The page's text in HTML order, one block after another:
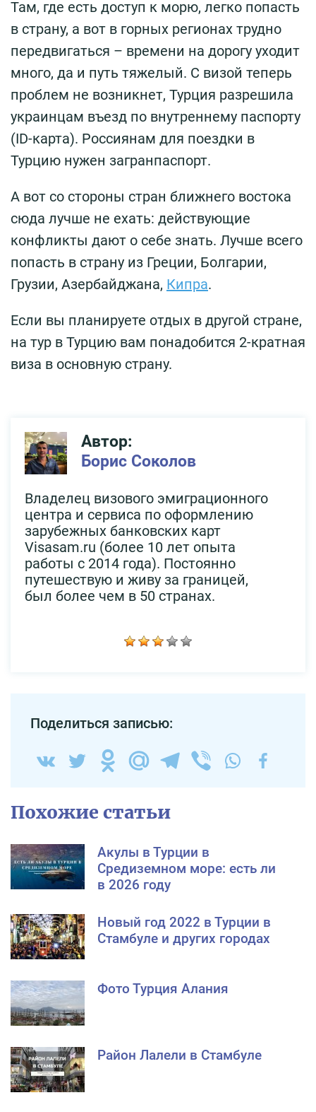
Там, где есть доступ к морю, легко попасть
в страну, а вот в горных регионах трудно
передвигаться – времени на дорогу уходит
много, да и путь тяжелый. С визой теперь
проблем не возникнет, Турция разрешила
украинцам въезд по внутреннему паспорту
(ID-карта). Россиянам для поездки в
Турцию нужен загранпаспорт.
А вот со стороны стран ближнего востока
сюда лучше не ехать: действующие
конфликты дают о себе знать. Лучше всего
попасть в страну из Греции, Болгарии,
Грузии, Азербайджана, Кипра.
Если вы планируете отдых в другой стране,
на тур в Турцию вам понадобится 2-кратная
виза в основную страну.
Автор:
Борис Соколов
Владелец визового эмиграционного
центра и сервиса по оформлению
зарубежных банковских карт
Visasam.ru (более 10 лет опыта
работы с 2014 года). Постоянно
путешествую и живу за границей,
был более чем в 50 странах.
Поделиться записью:
Похожие статьи
Акулы в Турции в
Средиземном море: есть ли
в 2026 году
Новый год 2022 в Турции в
Стамбуле и других городах
Фото Турция Алания
Район Лалели в Стамбуле